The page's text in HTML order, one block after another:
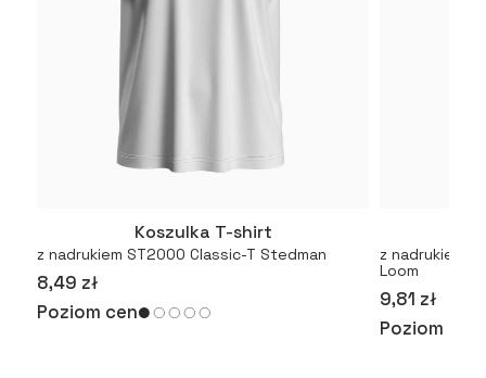
Więcej
Koszulka T-shirt
z nadrukiem ST2000 Classic-T Stedman
8,49 zł
Poziom cen
z nadrukiem
Loom
9,81 zł
Poziom cen